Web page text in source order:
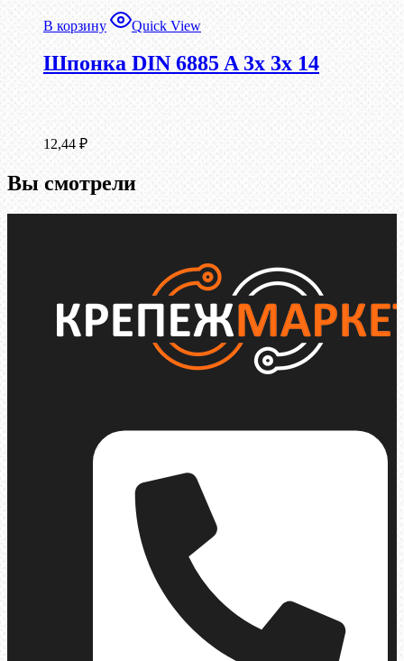
В корзину Quick View
Шпонка DIN 6885 A 3x 3x 14
12,44 ₽
Вы смотрели